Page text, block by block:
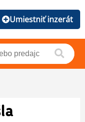
Umiestniť inzerát